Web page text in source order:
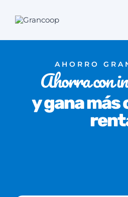
contenido
AHORRO
Ahorra con
y gana más